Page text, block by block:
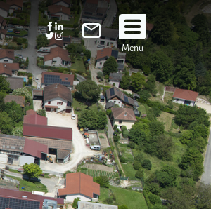
Suivez
nous
!
Menu